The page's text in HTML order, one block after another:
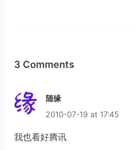
3 Comments
随缘
2010-07-19 at 17:45
我也看好腾讯